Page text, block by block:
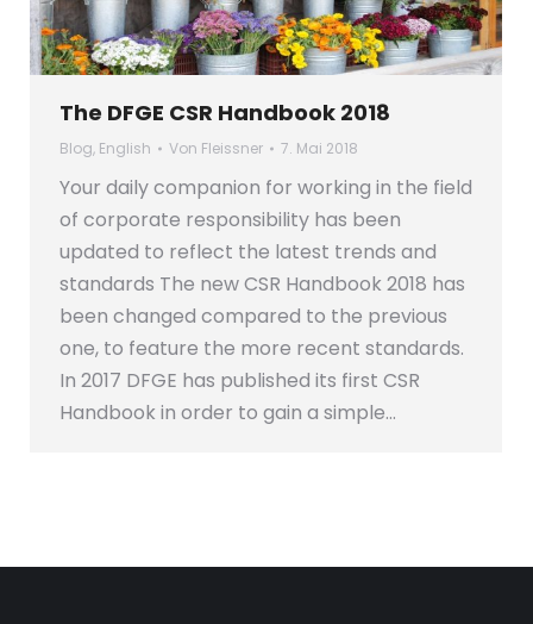
The DFGE CSR Handbook 2018
Blog, English Von Fleissner 7. Mai 2018
Your daily companion for working in the field
of corporate responsibility has been
updated to reflect the latest trends and
standards The new CSR Handbook 2018 has
been changed compared to the previous
one, to feature the more recent standards.
In 2017 DFGE has published its first CSR
Handbook in order to gain a simple…